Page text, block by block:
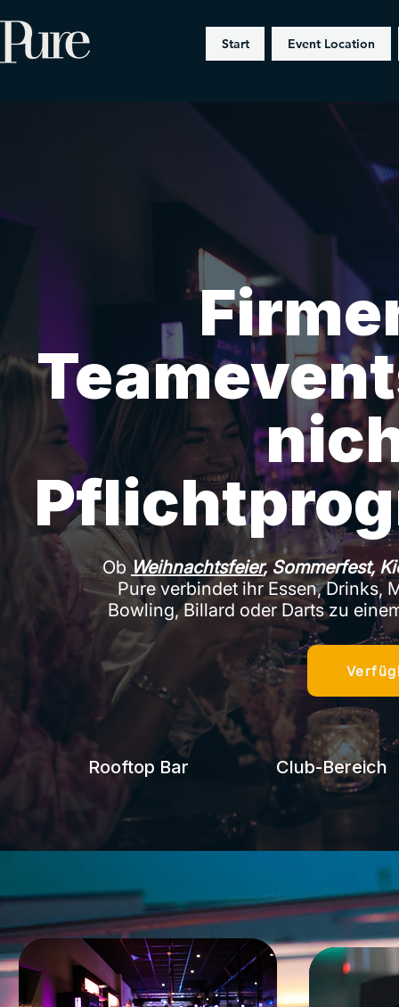
Start Event Location
ObWeihnachtsfeier, Sommerfest,
Pure verbindet ihr Essen, Drinks,
Bowling, Billard oder Darts zu
Rooftop Bar Club-Bereich